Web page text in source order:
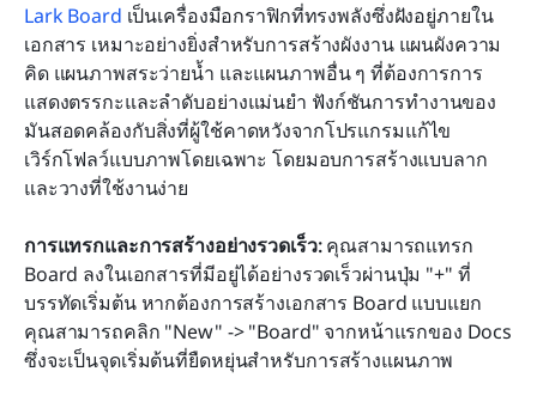
Lark Board เป็นเครื่องมือกราฟิกที่ทรงพลังซึ่งฝังอยู่ภายใน
เอกสาร เหมาะอย่างยิ่งสำหรับการสร้างผังงาน แผนผังความ
คิด แผนภาพสระว่ายน้ำ และแผนภาพอื่น ๆ ที่ต้องการการ
แสดงตรรกะและลำดับอย่างแม่นยำ ฟังก์ชันการทำงานของ
มันสอดคล้องกับสิ่งที่ผู้ใช้คาดหวังจากโปรแกรมแก้ไข
เวิร์กโฟลว์แบบภาพโดยเฉพาะ โดยมอบการสร้างแบบลาก
และวางที่ใช้งานง่าย
การแทรกและการสร้างอย่างรวดเร็ว: คุณสามารถแทรก
Board ลงในเอกสารที่มีอยู่ได้อย่างรวดเร็วผ่านปุ่ม "+" ที่
บรรทัดเริ่มต้น หากต้องการสร้างเอกสาร Board แบบแยก
คุณสามารถคลิก "New" -> "Board" จากหน้าแรกของ Docs
ซึ่งจะเป็นจุดเริ่มต้นที่ยืดหยุ่นสำหรับการสร้างแผนภาพ